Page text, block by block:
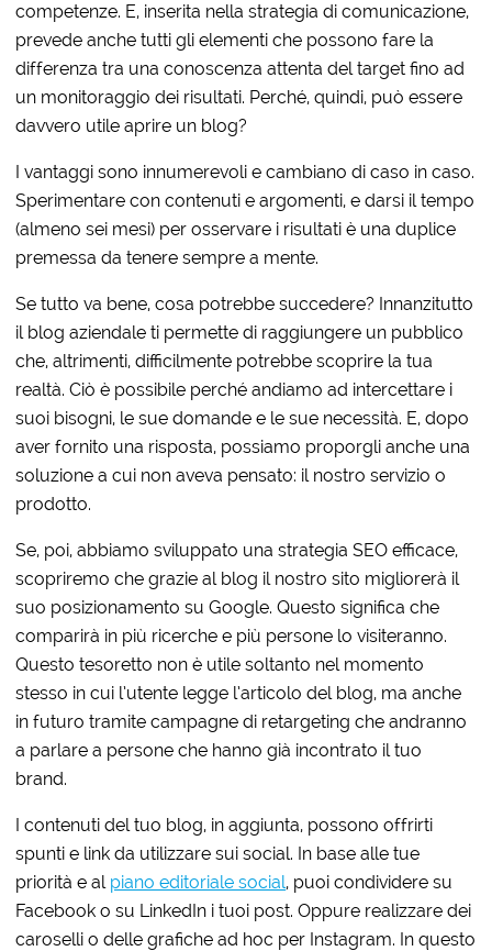
competenze. E, inserita nella strategia di comunicazione,
prevede anche tutti gli elementi che possono fare la
differenza tra una conoscenza attenta del target fino ad
un monitoraggio dei risultati. Perché, quindi, può essere
davvero utile aprire un blog?
I vantaggi sono innumerevoli e cambiano di caso in caso.
Sperimentare con contenuti e argomenti, e darsi il tempo
(almeno sei mesi) per osservare i risultati è una duplice
premessa da tenere sempre a mente.
Se tutto va bene, cosa potrebbe succedere? Innanzitutto
il blog aziendale ti permette di raggiungere un pubblico
che, altrimenti, difficilmente potrebbe scoprire la tua
realtà. Ciò è possibile perché andiamo ad intercettare i
suoi bisogni, le sue domande e le sue necessità. E, dopo
aver fornito una risposta, possiamo proporgli anche una
soluzione a cui non aveva pensato: il nostro servizio o
prodotto.
Se, poi, abbiamo sviluppato una strategia SEO efficace,
scopriremo che grazie al blog il nostro sito migliorerà il
suo posizionamento su Google. Questo significa che
comparirà in più ricerche e più persone lo visiteranno.
Questo tesoretto non è utile soltanto nel momento
stesso in cui l’utente legge l’articolo del blog, ma anche
in futuro tramite campagne di retargeting che andranno
a parlare a persone che hanno già incontrato il tuo
brand.
I contenuti del tuo blog, in aggiunta, possono offrirti
spunti e link da utilizzare sui social. In base alle tue
priorità e al piano editoriale social, puoi condividere su
Facebook o su LinkedIn i tuoi post. Oppure realizzare dei
caroselli o delle grafiche ad hoc per Instagram. In questo